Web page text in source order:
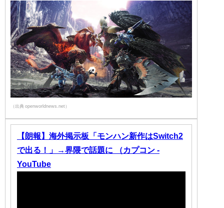
（出典 openworldnews.net）
【朗報】海外掲示板「モンハン新作はSwitch2
で出る！」→界隈で話題に （カプコン -
YouTube